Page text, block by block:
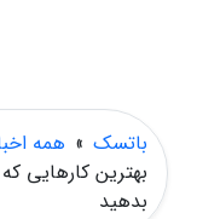
باتسک » همه
بهترین کارهایی
بدهید